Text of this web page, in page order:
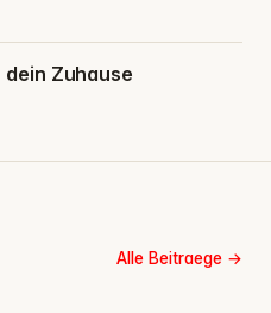
Zuhause
Alle Beitraege